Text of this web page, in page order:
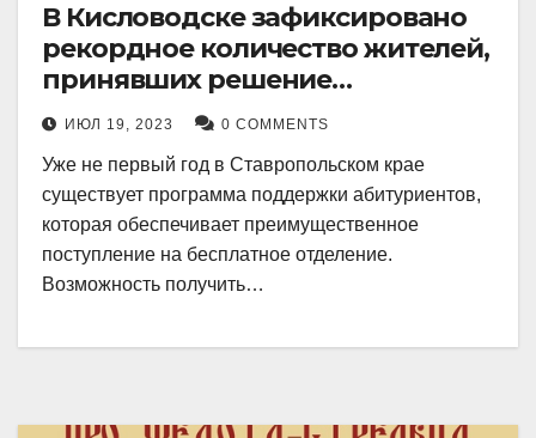
В Кисловодске зафиксировано
рекордное количество жителей,
принявших решение
воспользоваться
установленными мерами, с
целью поступления в
медицинский вуз в районе.
ИЮЛ 19, 2023 0 COMMENTS
Уже не первый год в Ставропольском крае
существует программа поддержки абитуриентов,
которая обеспечивает преимущественное
поступление на бесплатное отделение.
Возможность получить…